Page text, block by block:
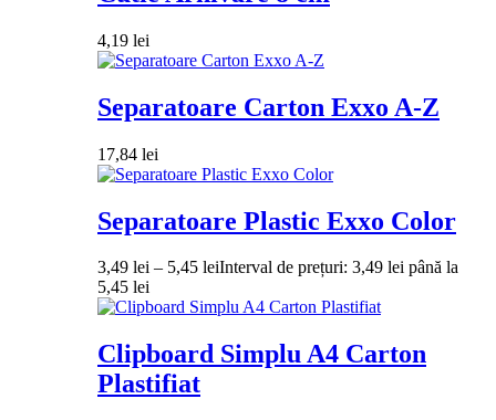
4,19 lei
Separatoare Carton Exxo A-Z
17,84 lei
Separatoare Plastic Exxo Color
3,49 lei – 5,45 leiInterval de prețuri: 3,49 lei până la
5,45 lei
Clipboard Simplu A4 Carton
Plastifiat